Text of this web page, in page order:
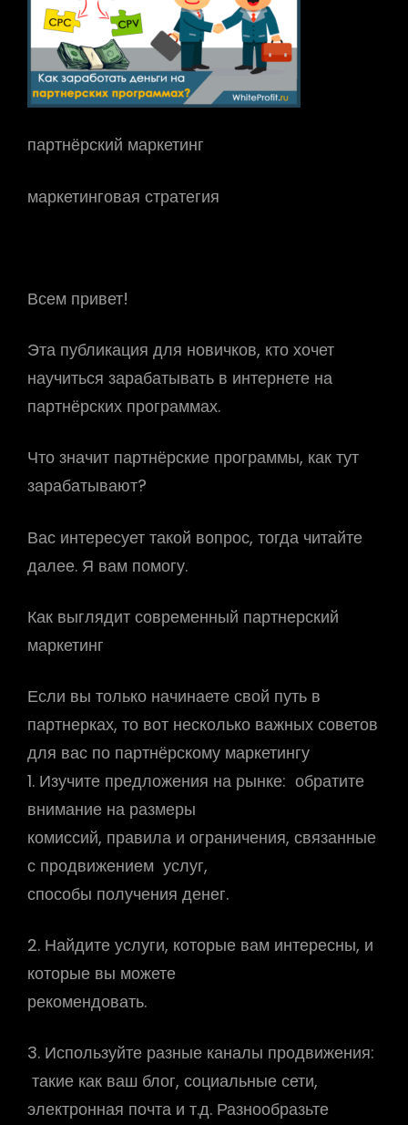
партнёрский маркетинг
маркетинговая стратегия
Всем привет!
Эта публикация для новичков, кто хочет
научиться зарабатывать в интернете на
партнёрских программах.
Что значит партнёрские программы, как тут
зарабатывают?
Вас интересует такой вопрос, тогда читайте
далее. Я вам помогу.
Как выглядит современный партнерский
маркетинг
Если вы только начинаете свой путь в
партнерках, то вот несколько важных советов
для вас по партнёрскому маркетингу
1. Изучите предложения на рынке: обратите
внимание на размеры
комиссий, правила и ограничения, связанные
с продвижением услуг,
способы получения денег.
2. Найдите услуги, которые вам интересны, и
которые вы можете
рекомендовать.
3. Используйте разные каналы продвижения:
такие как ваш блог, социальные сети,
электронная почта и т.д. Разнообразьте